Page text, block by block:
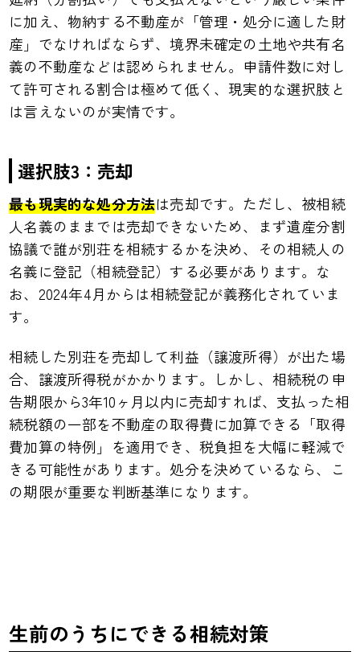
に加え、物納する不動産が「管理・処分に適した財
産」でなければならず、境界未確定の土地や共有名
義の不動産などは認められません。申請件数に対し
て許可される割合は極めて低く、現実的な選択肢と
は言えないのが実情です。
選択肢3：売却
最も現実的な処分方法は売却です。ただし、被相続
人名義のままでは売却できないため、まず遺産分割
協議で誰が別荘を相続するかを決め、その相続人の
名義に登記（相続登記）する必要があります。な
お、2024年4月からは相続登記が義務化されていま
す。
相続した別荘を売却して利益（譲渡所得）が出た場
合、譲渡所得税がかかります。しかし、相続税の申
告期限から3年10ヶ月以内に売却すれば、支払った相
続税額の一部を不動産の取得費に加算できる「取得
費加算の特例」を適用でき、税負担を大幅に軽減で
きる可能性があります。処分を決めているなら、こ
の期限が重要な判断基準になります。
生前のうちにできる相続対策